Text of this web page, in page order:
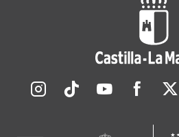
Redes sociales JCCM